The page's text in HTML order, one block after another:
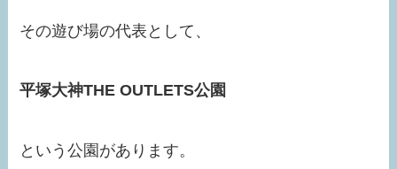
その遊び場の代表として、
平塚大神THE OUTLETS公園
という公園があります。